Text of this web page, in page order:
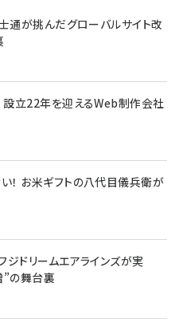
通が挑んだグローバルサイト改
設立22年を迎えるWeb制作会社
！ お米ギフトの八代目儀兵衛が
ドリームエアラインズが実
”の舞台裏